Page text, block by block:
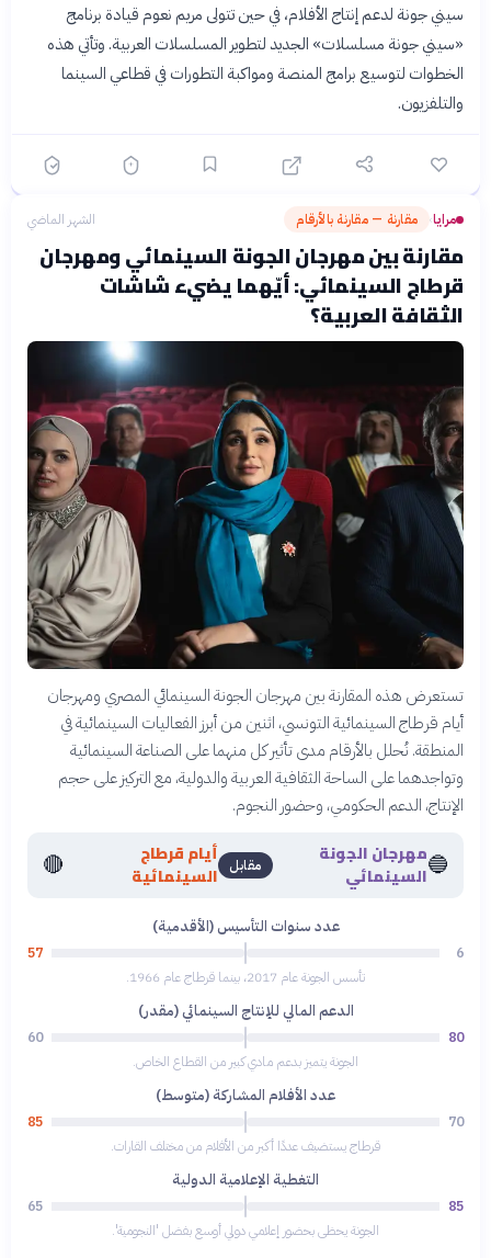
سيني جونة لدعم إنتاج الأفلام، في حين تتولى مريم نعوم قيادة برنامج
«سيني جونة مسلسلات» الجديد لتطوير المسلسلات العربية. وتأتي هذه
الخطوات لتوسيع برامج المنصة ومواكبة التطورات في قطاعي السينما
والتلفزيون.
مرايا› مقارنة — مقارنة بالأرقام الشهر الماضي
مقارنة بين مهرجان الجونة السينمائي ومهرجان
قرطاج السينمائي: أيّهما يضيء شاشات
الثقافة العربية؟
تستعرض هذه المقارنة بين مهرجان الجونة السينمائي المصري ومهرجان
أيام قرطاج السينمائية التونسي، اثنين من أبرز الفعاليات السينمائية في
المنطقة. نُحلل بالأرقام مدى تأثير كل منهما على الصناعة السينمائية
وتواجدهما على الساحة الثقافية العربية والدولية، مع التركيز على حجم
الإنتاج، الدعم الحكومي، وحضور النجوم.
🔵مهرجان الجونة
السينمائي
مقابل
أيام قرطاج
السينمائية
🔴
عدد سنوات التأسيس (الأقدمية)
6
57
تأسس الجونة عام 2017، بينما قرطاج عام 1966.
الدعم المالي للإنتاج السينمائي (مقدر)
80
60
الجونة يتميز بدعم مادي كبير من القطاع الخاص.
عدد الأفلام المشاركة (متوسط)
70
85
قرطاج يستضيف عددًا أكبر من الأفلام من مختلف القارات.
التغطية الإعلامية الدولية
85
65
الجونة يحظى بحضور إعلامي دولي أوسع بفضل 'النجومية'.